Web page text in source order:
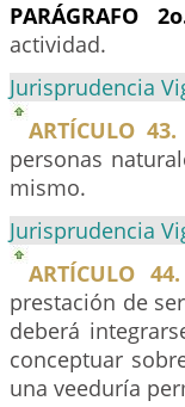
PARÁGRAFO
actividad.
Jurisprudencia
ARTÍCULO 43.
personas
mismo.
Jurisprudencia
ARTÍCULO
prestación de
deberá
conceptuar
una veeduría